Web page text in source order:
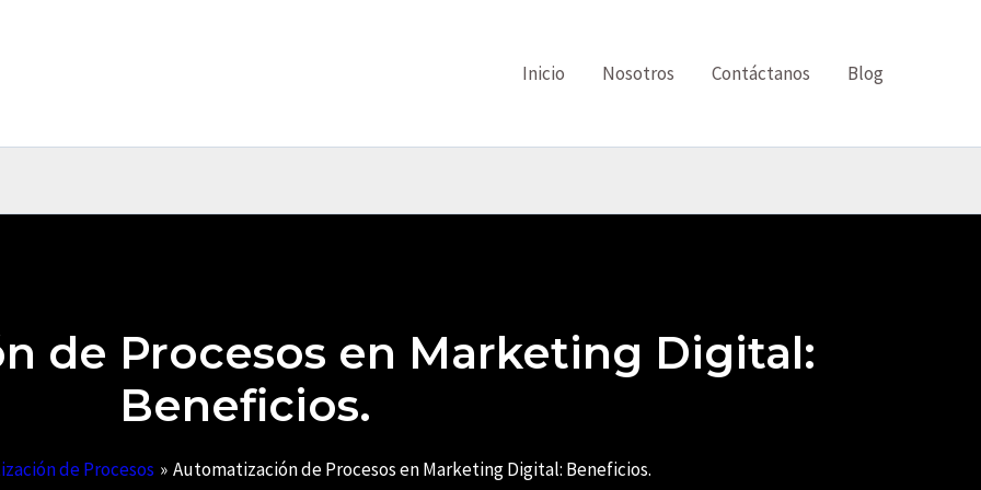
Inicio Nosotros Contáctanos Blog
de Procesos en Marketing Digital:
Beneficios.
de Procesos Automatización de Procesos en Marketing Digital: Beneficios.